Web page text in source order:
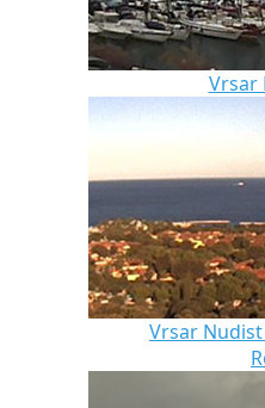
Vrsar
Vrsar